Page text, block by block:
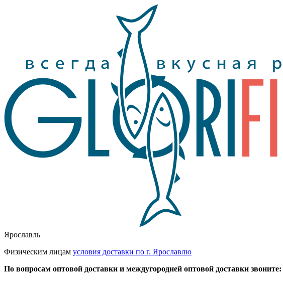
Ярославль
Физическим лицам условия доставки по г. Ярославлю
По вопросам оптовой доставки и междугородней оптовой доставки звоните: